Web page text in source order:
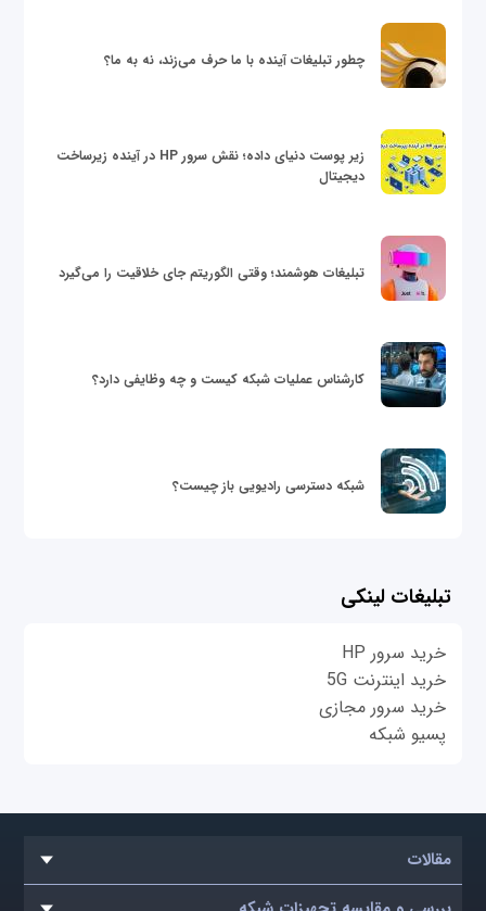
چطور تبلیغات آینده با ما حرف می‌زند، نه به ما؟
زیر پوست دنیای داده؛ نقش سرور HP در آینده زیرساخت
دیجیتال
تبلیغات هوشمند؛ وقتی الگوریتم جای خلاقیت را می‌گیرد
کارشناس عملیات شبکه کیست و چه وظایفی دارد؟
شبکه دسترسی رادیویی باز چیست؟
تبلیغات لینکی
خرید سرور HP
خرید اینترنت 5G
خرید سرور مجازی
پسیو شبکه
مقالات